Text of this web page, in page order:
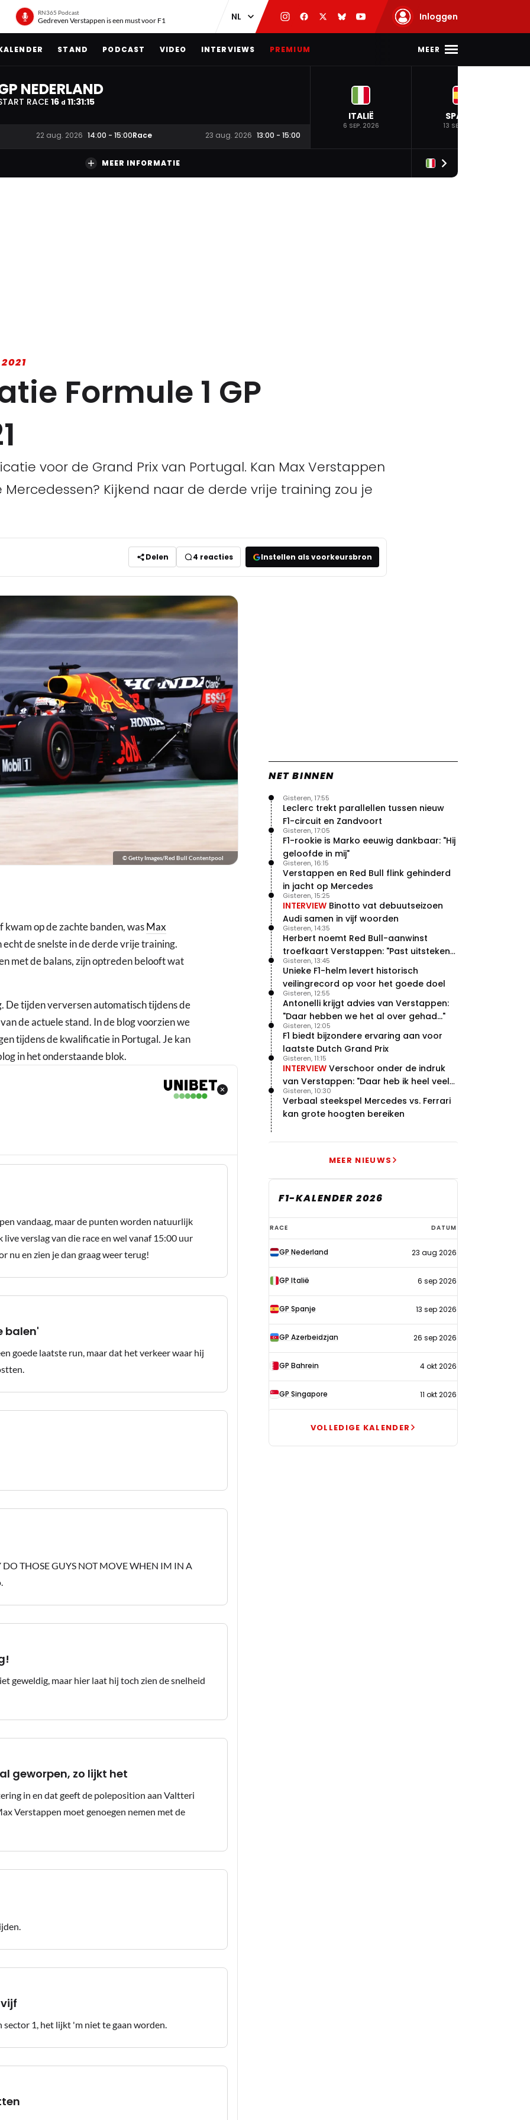
RN365 Podcast
Gedreven Verstappen is een must voor F1 Inloggen
STAND PODCAST VIDEO INTERVIEWS PREMIUM MEER
NEDERLAND
RACE 16 d 11:31:14
22 aug. 2026 14:00 - 15:00Race 23 aug. 2026 13:00 - 15:00
ITALIË
6 SEP. 2026
SPANJE
13 SEP. 2026
MEER INFORMATIE
Formule 1 GP
voor de Grand Prix van Portugal. Kan Max Verstappen
Kijkend naar de derde vrije training zou je
Delen 4 reacties Instellen als voorkeursbron
© Getty Images/Red Bull Contentpool
op de zachte banden, wasMax
de snelste in de derde vrije training.
met de balans, zijn optreden belooft wat
tijden verversen automatisch tijdens de
de actuele stand. In de blog voorzien we
tijdens de kwalificatie in Portugal. Je kan
in het onderstaande blok.
vandaag, maar de punten worden natuurlijk
verslag van die race en wel vanaf 15:00 uur
nu en zien je dan graag weer terug!
balen'
goede laatste run, maar dat het verkeer waar hij
THOSE GUYS NOT MOVE WHEN IM IN A
geweldig, maar hier laat hij toch zien de snelheid
geworpen, zo lijkt het
in en dat geeft de poleposition aan Valtteri
Verstappen moet genoegen nemen met de
1, het lijkt 'm niet te gaan worden.
NET BINNEN
Leclerc trekt parallellen tussen nieuw
F1-circuit en Zandvoort
Gisteren, 17:55
F1-rookie is Marko eeuwig dankbaar: "Hij
geloofde in mij"
Gisteren, 17:05
Verstappen en Red Bull flink gehinderd
in jacht op Mercedes
Gisteren, 16:15
INTERVIEW Binotto vat debuutseizoen
Audi samen in vijf woorden
Gisteren, 15:25
Herbert noemt Red Bull-aanwinst
troefkaart Verstappen: "Past uitstekend
bij Red Bull"
Gisteren, 14:35
Unieke F1-helm levert historisch
veilingrecord op voor het goede doel
Gisteren, 13:45
Antonelli krijgt advies van Verstappen:
"Daar hebben we het al over gehad..."
Gisteren, 12:55
F1 biedt bijzondere ervaring aan voor
laatste Dutch Grand Prix
Gisteren, 12:05
INTERVIEW Verschoor onder de indruk
van Verstappen: "Daar heb ik heel veel
respect voor"
Gisteren, 11:15
Verbaal steekspel Mercedes vs. Ferrari
kan grote hoogten bereiken
Gisteren, 10:30
MEER NIEUWS
F1-KALENDER 2026
F1-
kalender
2026
RACE DATUM
GP Nederland 23 aug 2026
GP Italië 6 sep 2026
GP Spanje 13 sep 2026
GP Azerbeidzjan 26 sep 2026
GP Bahrein 4 okt 2026
GP Singapore 11 okt 2026
VOLLEDIGE KALENDER